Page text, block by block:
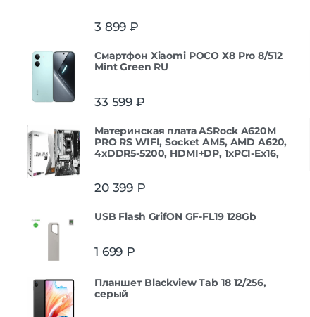
3 899 ₽
Смартфон Xiaomi POCO X8 Pro 8/512
Mint Green RU
33 599 ₽
Материнская плата ASRock A620M
PRO RS WIFI, Socket AM5, AMD A620,
4xDDR5-5200, HDMI+DP, 1xPCI-Ex16,
20 399 ₽
USB Flash GrifON GF-FL19 128Gb
1 699 ₽
Планшет Blackview Tab 18 12/256,
серый